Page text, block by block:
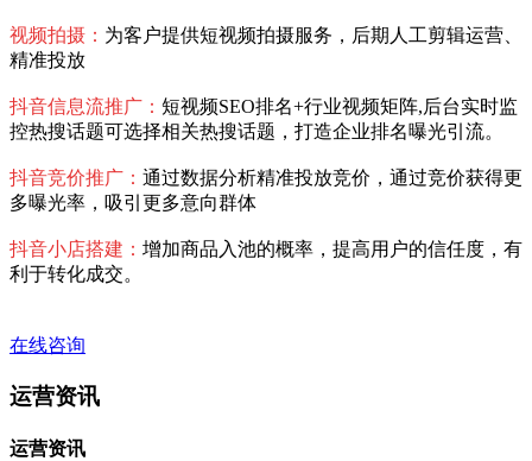
视频拍摄： 为客户提供短视频拍摄服务，后期人工剪辑运营、
精准投放
抖音信息流推广： 短视频SEO排名+行业视频矩阵,后台实时监
控热搜话题可选择相关热搜话题，打造企业排名曝光引流。
抖音竞价推广： 通过数据分析精准投放竞价，通过竞价获得更
多曝光率，吸引更多意向群体
抖音小店搭建： 增加商品入池的概率，提高用户的信任度，有
利于转化成交。
在线咨询
运营资讯
运营资讯